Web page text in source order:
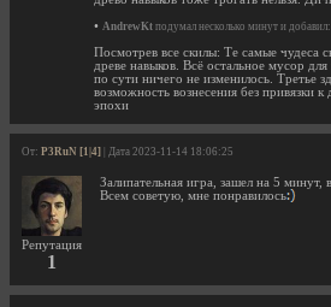
• AndrewKt подумал несколько минут и добавил:
Посмотрев все скилы: Те самые чудеса
древе навыков. Всё остальное мусор
по сути ничего не изменилось. Третье
возможность вознесения без привязки
эпохи
От: P3RuN [1|4] | Дата 2023-11-14 18:06:25
Репутация
1
Залипательная игра, зашел на 5 минут,
Всем советую, мне понравилось